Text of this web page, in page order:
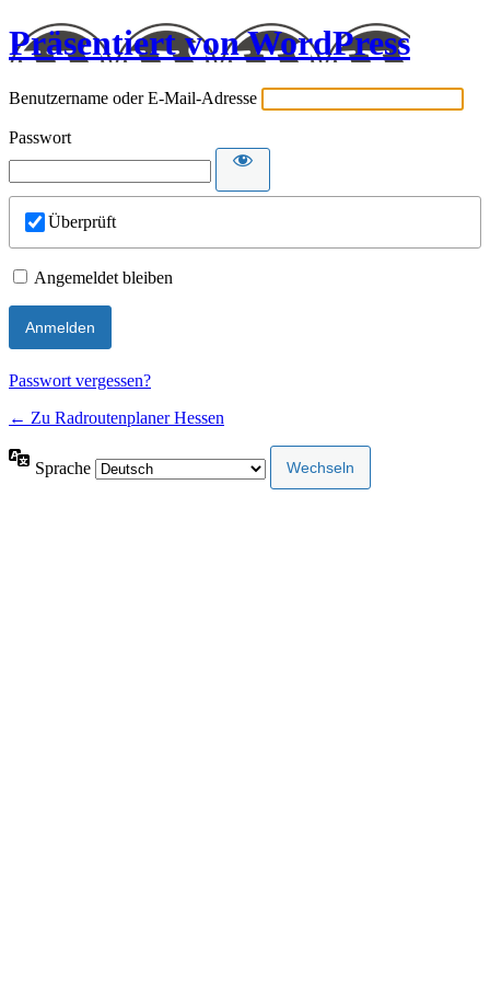
Präsentiert von WordPress
Benutzername oder E-Mail-Adresse
Passwort
Überprüft
Angemeldet bleiben
Passwort vergessen?
← Zu Radroutenplaner Hessen
Sprache